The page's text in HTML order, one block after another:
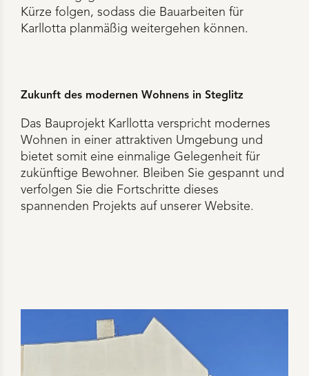
Kürze folgen, sodass die Bauarbeiten für
Karllotta planmäßig weitergehen können.
Zukunft des modernen Wohnens in Steglitz
Das Bauprojekt Karllotta verspricht modernes
Wohnen in einer attraktiven Umgebung und
bietet somit eine einmalige Gelegenheit für
zukünftige Bewohner. Bleiben Sie gespannt und
verfolgen Sie die Fortschritte dieses
spannenden Projekts auf unserer Website.